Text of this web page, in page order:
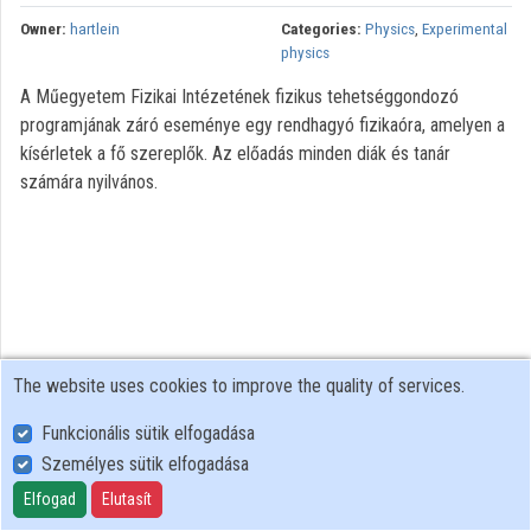
Contributors
Owner: hartlein Categories: Physics, Experimental
physics
A Műegyetem Fizikai Intézetének fizikus tehetséggondozó
programjának záró eseménye egy rendhagyó fizikaóra, amelyen a
kísérletek a fő szereplők. Az előadás minden diák és tanár
számára nyilvános.
User Policy
Adatkezelési tájékoztató (en)
Cookie Policy
The website uses cookies to improve the quality of services.
Funkcionális sütik elfogadása
Személyes sütik elfogadása
Elfogad Elutasít